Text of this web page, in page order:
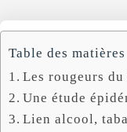
Table des matières
Les rougeurs du
Une étude
Lien alcool,